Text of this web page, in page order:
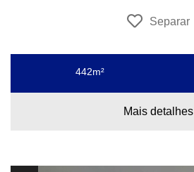
Separar
442m²
Mais detalhes